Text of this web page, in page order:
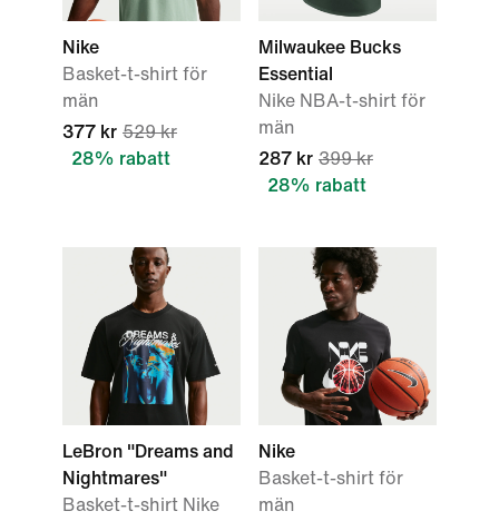
Nike
Basket-t-shirt för
män
377 kr 529 kr
28% rabatt
Milwaukee Bucks
Essential
Nike NBA-t-shirt för
män
287 kr 399 kr
28% rabatt
LeBron "Dreams and
Nightmares"
Basket-t-shirt Nike
Nike
Basket-t-shirt för
män